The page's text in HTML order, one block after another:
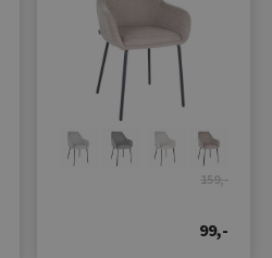
159,-
99,-